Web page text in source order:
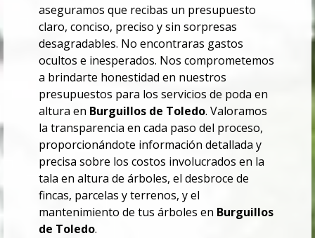
aseguramos que recibas un presupuesto
claro, conciso, preciso y sin sorpresas
desagradables. No encontraras gastos
ocultos e inesperados. Nos comprometemos
a brindarte honestidad en nuestros
presupuestos para los servicios de poda en
altura en Burguillos de Toledo. Valoramos
la transparencia en cada paso del proceso,
proporcionándote información detallada y
precisa sobre los costos involucrados en la
tala en altura de árboles, el desbroce de
fincas, parcelas y terrenos, y el
mantenimiento de tus árboles en Burguillos
de Toledo.